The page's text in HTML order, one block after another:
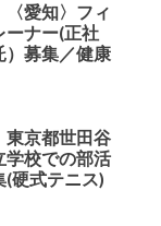
〈愛知〉フィ
ーナー(正社
）募集／健康
東京都世田谷
学校での部活
(硬式テニス)